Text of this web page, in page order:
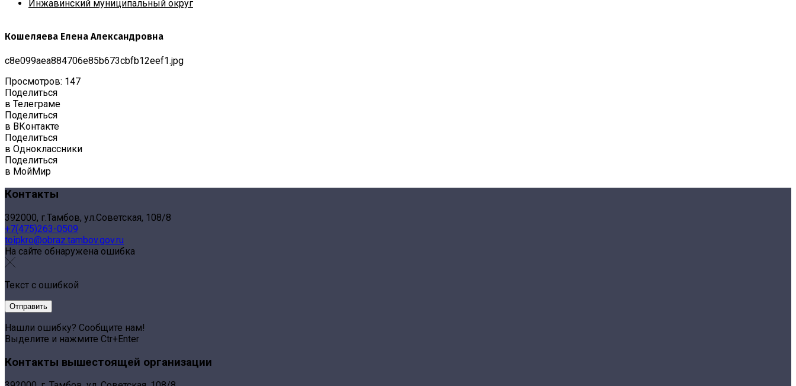
Инжавинский муниципальный округ
Кошеляева Елена Александровна
c8e099aea884706e85b673cbfb12eef1.jpg
Просмотров: 147
Поделиться
в Телеграме
Поделиться
в ВКонтакте
Поделиться
в Одноклассники
Поделиться
в МойМир
Контакты
392000, г.Тамбов, ул.Советская, 108/8
+7(475)263-0509
toipkro@obraz.tambov.gov.ru
На сайте обнаружена ошибка
Текст с ошибкой
Нашли ошибку? Сообщите нам!
Выделите и нажмите Ctr+Enter
Контакты вышестоящей организации